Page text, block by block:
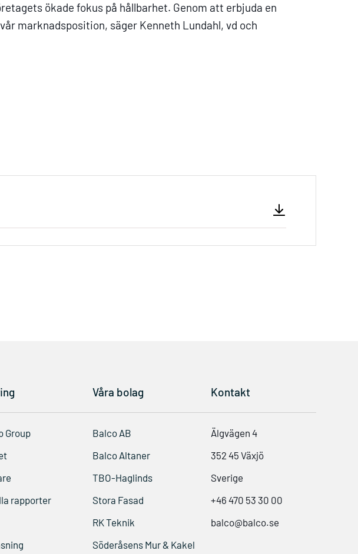
ökade fokus på hållbarhet. Genom att erbjuda en
marknadsposition, säger Kenneth Lundahl, vd och
Group
rapporter
Våra bolag
Balco AB
Balco Altaner
TBO-Haglinds
Stora Fasad
RK Teknik
Söderåsens Mur & Kakel
Kontakt
Älgvägen 4
352 45 Växjö
Sverige
+46 470 53 30 00
balco@balco.se